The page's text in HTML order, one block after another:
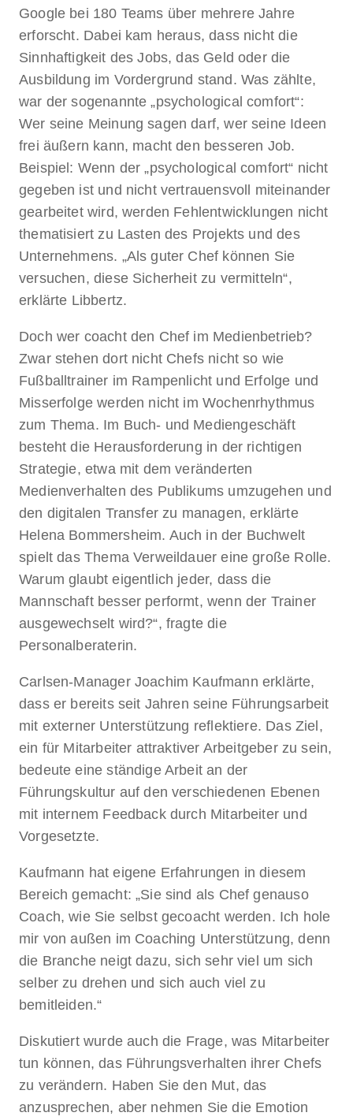
Google bei 180 Teams über mehrere Jahre
erforscht. Dabei kam heraus, dass nicht die
Sinnhaftigkeit des Jobs, das Geld oder die
Ausbildung im Vordergrund stand. Was zählte,
war der sogenannte „psychological comfort“:
Wer seine Meinung sagen darf, wer seine Ideen
frei äußern kann, macht den besseren Job.
Beispiel: Wenn der „psychological comfort“ nicht
gegeben ist und nicht vertrauensvoll miteinander
gearbeitet wird, werden Fehlentwicklungen nicht
thematisiert zu Lasten des Projekts und des
Unternehmens. „Als guter Chef können Sie
versuchen, diese Sicherheit zu vermitteln“,
erklärte Libbertz.
Doch wer coacht den Chef im Medienbetrieb?
Zwar stehen dort nicht Chefs nicht so wie
Fußballtrainer im Rampenlicht und Erfolge und
Misserfolge werden nicht im Wochenrhythmus
zum Thema. Im Buch- und Mediengeschäft
besteht die Herausforderung in der richtigen
Strategie, etwa mit dem veränderten
Medienverhalten des Publikums umzugehen und
den digitalen Transfer zu managen, erklärte
Helena Bommersheim. Auch in der Buchwelt
spielt das Thema Verweildauer eine große Rolle.
Warum glaubt eigentlich jeder, dass die
Mannschaft besser performt, wenn der Trainer
ausgewechselt wird?“, fragte die
Personalberaterin.
Carlsen-Manager Joachim Kaufmann erklärte,
dass er bereits seit Jahren seine Führungsarbeit
mit externer Unterstützung reflektiere. Das Ziel,
ein für Mitarbeiter attraktiver Arbeitgeber zu sein,
bedeute eine ständige Arbeit an der
Führungskultur auf den verschiedenen Ebenen
mit internem Feedback durch Mitarbeiter und
Vorgesetzte.
Kaufmann hat eigene Erfahrungen in diesem
Bereich gemacht: „Sie sind als Chef genauso
Coach, wie Sie selbst gecoacht werden. Ich hole
mir von außen im Coaching Unterstützung, denn
die Branche neigt dazu, sich sehr viel um sich
selber zu drehen und sich auch viel zu
bemitleiden.“
Diskutiert wurde auch die Frage, was Mitarbeiter
tun können, das Führungsverhalten ihrer Chefs
zu verändern. Haben Sie den Mut, das
anzusprechen, aber nehmen Sie die Emotion